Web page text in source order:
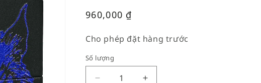
Giá
960,000 ₫
Cho phép đặt hàng trước
Số lượng